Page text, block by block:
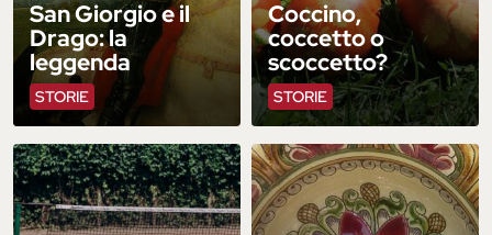
STORIE
San Giorgio e il
Drago: la
leggenda
STORIE
Coccino,
coccetto o
scoccetto?